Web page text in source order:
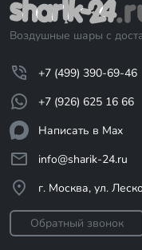
Воздушные шары с
+7 (499) 390-69-46
+7 (926) 625 16 66
Написать в Max
info@sharik-24.ru
г. Москва, ул.
Обратный звонок